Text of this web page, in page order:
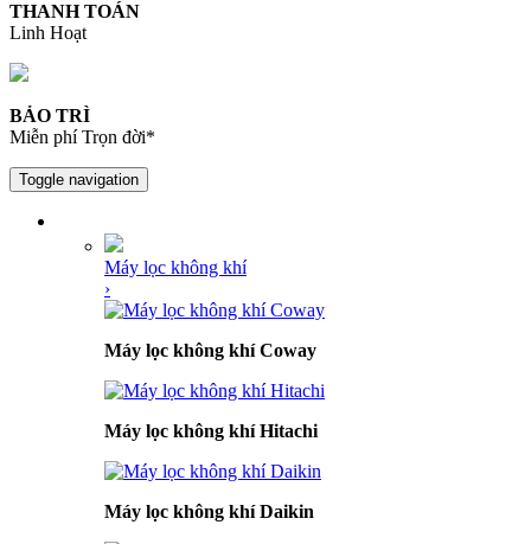
THANH TOÁN
Linh Hoạt
BẢO TRÌ
Miễn phí Trọn đời*
Toggle navigation
Máy lọc không khí
›
Máy lọc không khí Coway
Máy lọc không khí Hitachi
Máy lọc không khí Daikin